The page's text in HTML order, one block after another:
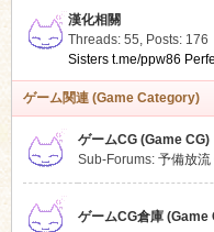
漢化相關
Threads: 55, Posts: 176
Sisters t.me/ppw86
ゲーム関連 (Game Category)
ゲームCG (Game CG)
Sub-Forums: 予備放
ゲームCG倉庫